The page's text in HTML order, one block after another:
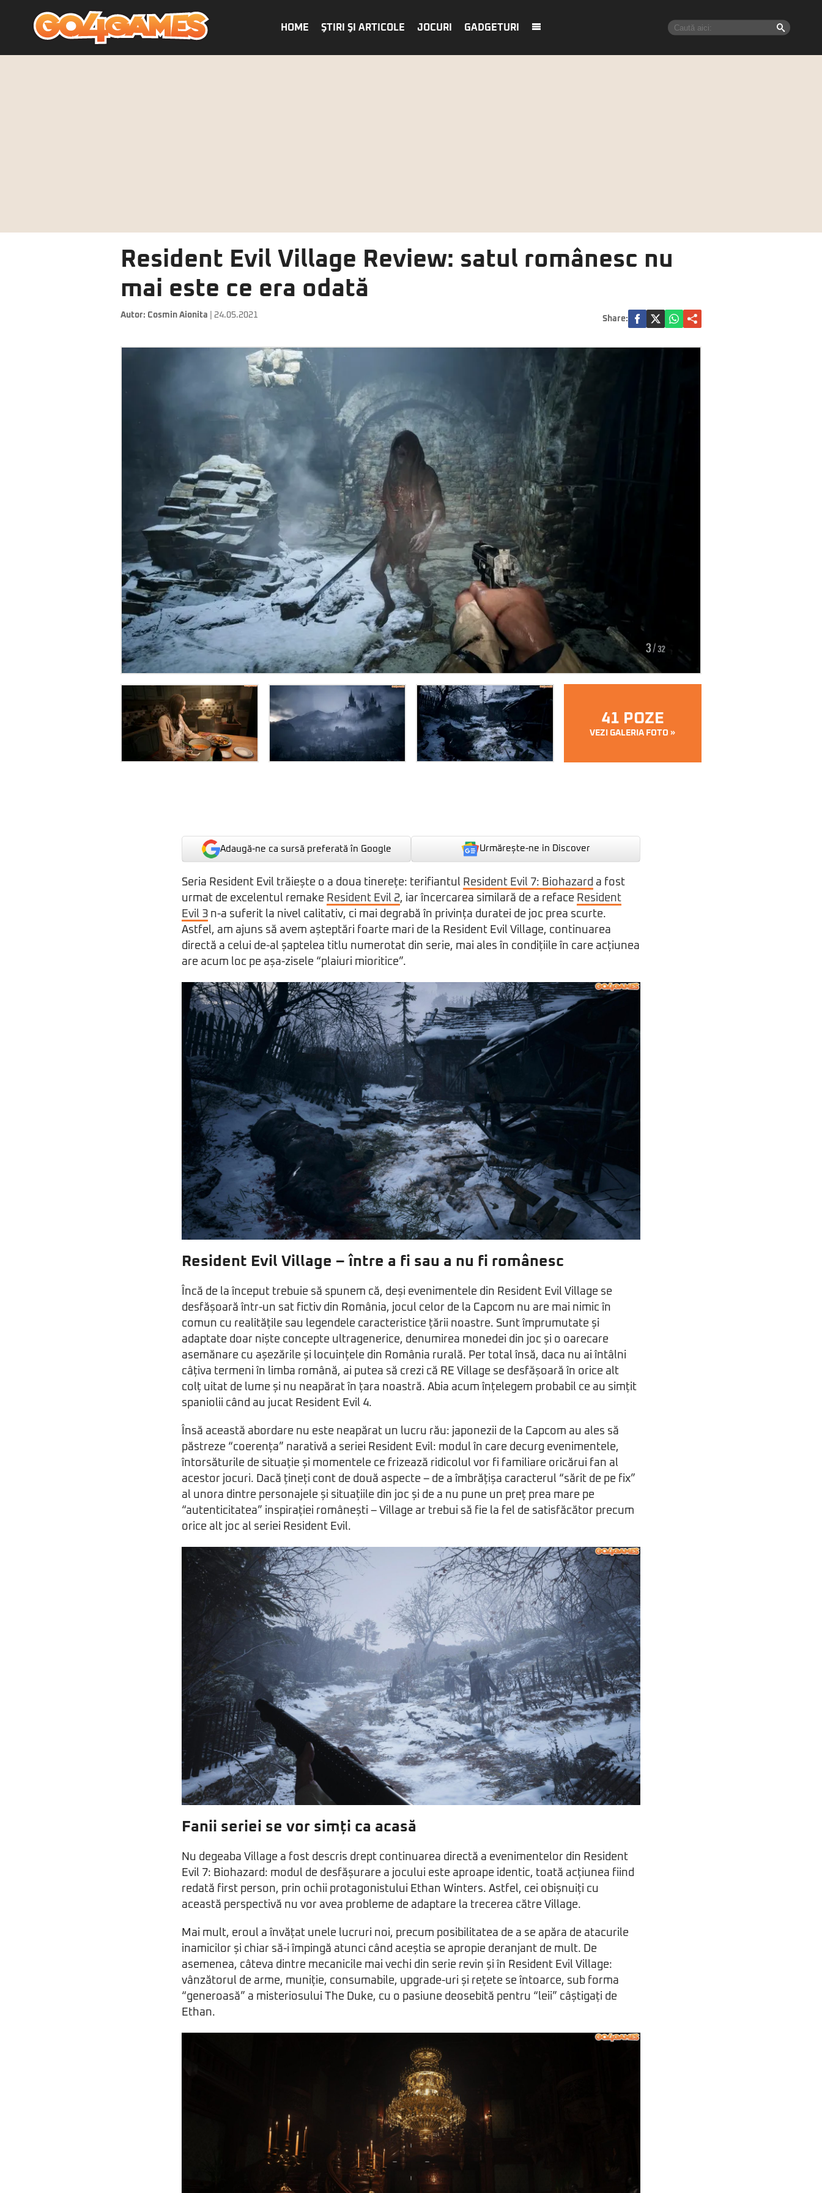
HOME ŞTIRI ŞI ARTICOLE JOCURI GADGETURI
Resident Evil Village Review: satul românesc nu
mai este ce era odată
Autor: Cosmin Aionita | 24.05.2021 Share:
41 POZE
VEZI GALERIA FOTO »
Adaugă-ne ca sursă preferată în Google Urmărește-ne in Discover
Seria Resident Evil trăiește o a doua tinerețe: terifiantul Resident Evil 7: Biohazard a fost
urmat de excelentul remake Resident Evil 2, iar încercarea similară de a reface Resident
Evil 3 n-a suferit la nivel calitativ, ci mai degrabă în privința duratei de joc prea scurte.
Astfel, am ajuns să avem așteptări foarte mari de la Resident Evil Village, continuarea
directă a celui de-al șaptelea titlu numerotat din serie, mai ales în condițiile în care acțiunea
are acum loc pe așa-zisele “plaiuri mioritice”.
Resident Evil Village – între a fi sau a nu fi românesc
Încă de la început trebuie să spunem că, deși evenimentele din Resident Evil Village se
desfășoară într-un sat fictiv din România, jocul celor de la Capcom nu are mai nimic în
comun cu realitățile sau legendele caracteristice țării noastre. Sunt împrumutate și
adaptate doar niște concepte ultragenerice, denumirea monedei din joc și o oarecare
asemănare cu așezările și locuințele din România rurală. Per total însă, daca nu ai întâlni
câțiva termeni în limba română, ai putea să crezi că RE Village se desfășoară în orice alt
colț uitat de lume și nu neapărat în țara noastră. Abia acum înțelegem probabil ce au simțit
spaniolii când au jucat Resident Evil 4.
Însă această abordare nu este neapărat un lucru rău: japonezii de la Capcom au ales să
păstreze “coerența” narativă a seriei Resident Evil: modul în care decurg evenimentele,
întorsăturile de situație și momentele ce frizează ridicolul vor fi familiare oricărui fan al
acestor jocuri. Dacă țineți cont de două aspecte – de a îmbrățișa caracterul “sărit de pe fix”
al unora dintre personajele și situațiile din joc și de a nu pune un preț prea mare pe
“autenticitatea” inspirației românești – Village ar trebui să fie la fel de satisfăcător precum
orice alt joc al seriei Resident Evil.
Fanii seriei se vor simți ca acasă
Nu degeaba Village a fost descris drept continuarea directă a evenimentelor din Resident
Evil 7: Biohazard: modul de desfășurare a jocului este aproape identic, toată acțiunea fiind
redată first person, prin ochii protagonistului Ethan Winters. Astfel, cei obișnuiți cu
această perspectivă nu vor avea probleme de adaptare la trecerea către Village.
Mai mult, eroul a învățat unele lucruri noi, precum posibilitatea de a se apăra de atacurile
inamicilor și chiar să-i împingă atunci când aceștia se apropie deranjant de mult. De
asemenea, câteva dintre mecanicile mai vechi din serie revin și în Resident Evil Village:
vânzătorul de arme, muniție, consumabile, upgrade-uri și rețete se întoarce, sub forma
“generoasă” a misteriosului The Duke, cu o pasiune deosebită pentru “leii” câștigați de
Ethan.